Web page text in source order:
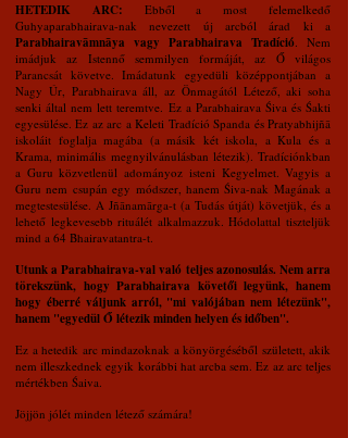
HETEDIK ARC: Ebből a most felemelkedő
Guhyaparabhairava-nak nevezett új arcból árad ki a
Parabhairavāmnāya vagy Parabhairava Tradíció. Nem
imádjuk az Istennő semmilyen formáját, az Ő világos
Parancsát követve. Imádatunk egyedüli középpontjában a
Nagy Úr, Parabhairava áll, az Önmagától Létező, aki soha
senki által nem lett teremtve. Ez a Parabhairava Śiva és Śakti
egyesülése. Ez az arc a Keleti Tradíció Spanda és Pratyabhijñā
iskoláit foglalja magába (a másik két iskola, a Kula és a
Krama, minimális megnyilvánulásban létezik). Tradíciónkban
a Guru közvetlenül adományoz isteni Kegyelmet. Vagyis a
Guru nem csupán egy módszer, hanem Śiva-nak Magának a
megtestesülése. A Jñānamārga-t (a Tudás útját) követjük, és a
lehető legkevesebb rituálét alkalmazzuk. Hódolattal tiszteljük
mind a 64 Bhairavatantra-t.
Utunk a Parabhairava-val való teljes azonosulás. Nem arra
törekszünk, hogy Parabhairava követői legyünk, hanem
hogy éberré váljunk arról, "mi valójában nem létezünk",
hanem "egyedül Ő létezik minden helyen és időben".
Ez a hetedik arc mindazoknak a könyörgéséből született, akik
nem illeszkednek egyik korábbi hat arcba sem. Ez az arc teljes
mértékben Śaiva.
Jöjjön jólét minden létező számára!